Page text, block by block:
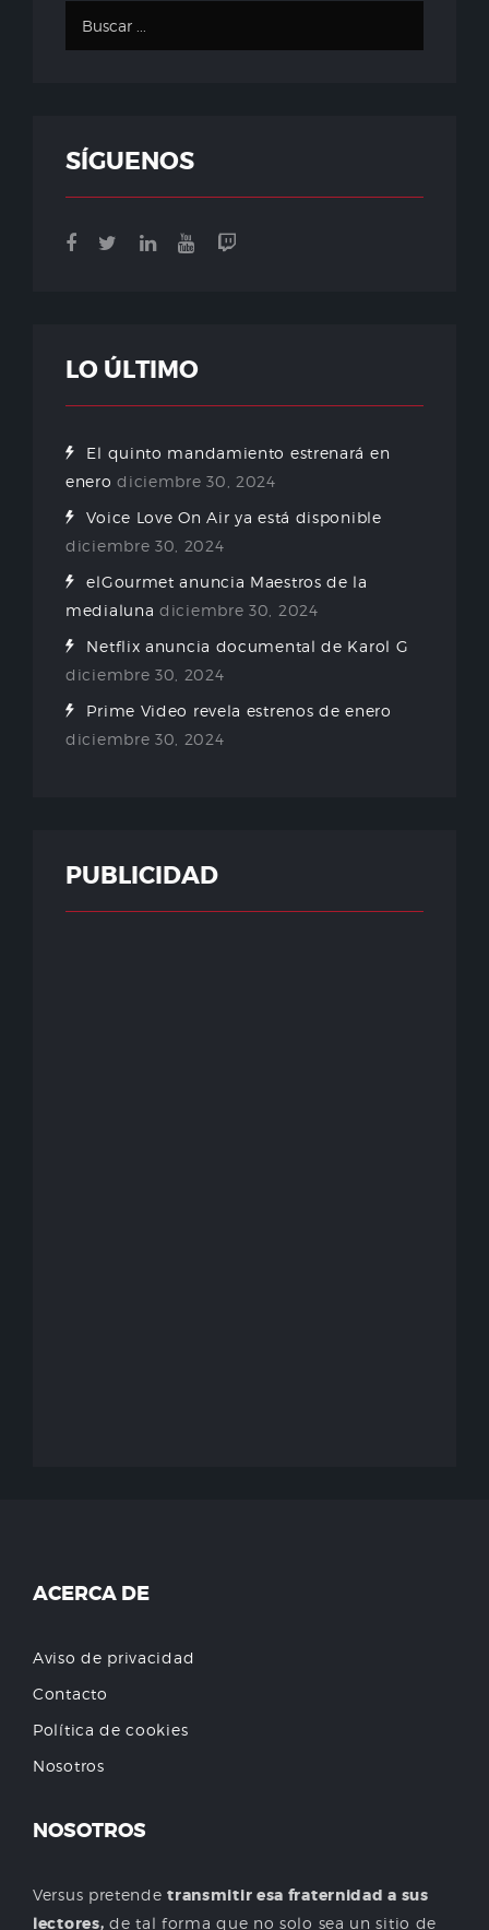
SÍGUENOS
LO ÚLTIMO
El quinto mandamiento estrenará en
enero diciembre 30, 2024
Voice Love On Air ya está disponible
diciembre 30, 2024
elGourmet anuncia Maestros de la
medialuna diciembre 30, 2024
Netflix anuncia documental de Karol G
diciembre 30, 2024
Prime Video revela estrenos de enero
diciembre 30, 2024
PUBLICIDAD
ACERCA DE
Aviso de privacidad
Contacto
Política de cookies
Nosotros
NOSOTROS
Versus pretendetransmitir esa fraternidad a sus
lectores, de tal forma que no solo sea un sitio de